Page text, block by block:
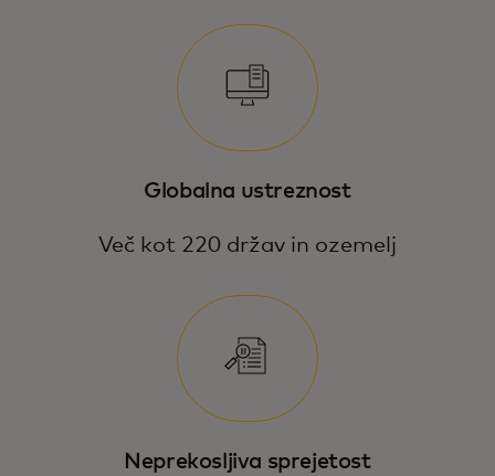
Globalna ustreznost
Več kot 220 držav in ozemelj
Neprekosljiva sprejetost